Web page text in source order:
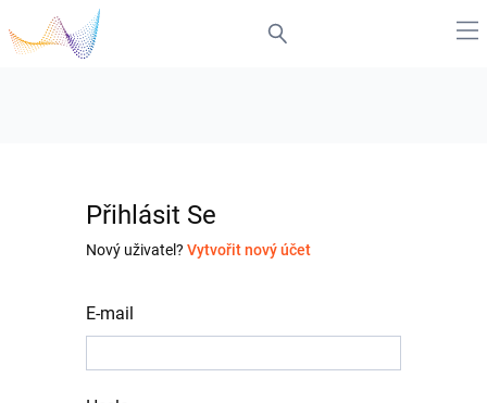
Přihlásit Se
Nový uživatel? Vytvořit nový účet
E-mail